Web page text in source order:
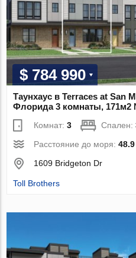
$ 784 990
Таунхаус в Terraces at San
Флорида 3 комнаты, 171м2
Комнат:3 Спален:
Расстояние до моря:
1609 Bridgeton Dr
Toll Brothers